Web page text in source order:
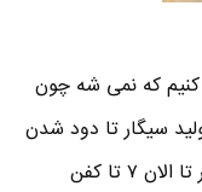
کنیم که نمی شه چون
سیگار تا دود شدن
آن در هوا دخیل است . ضمنا مخترع سیگار تا الان ۷ تا کفن